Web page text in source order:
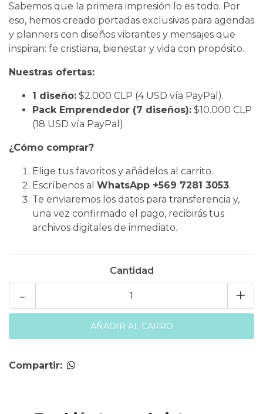
​Sabemos que la primera impresión lo es todo. Por
eso, hemos creado portadas exclusivas para agendas
y planners con diseños vibrantes y mensajes que
inspiran: fe cristiana, bienestar y vida con propósito.
Nuestras ofertas:
1 diseño: $2.000 CLP (4 USD vía PayPal).
Pack Emprendedor (7 diseños): $10.000 CLP
(18 USD vía PayPal).
¿Cómo comprar?
​Elige tus favoritos y añádelos al carrito.
​Escríbenos al WhatsApp +569 7281 3053.
​Te enviaremos los datos para transferencia y,
una vez confirmado el pago, recibirás tus
archivos digitales de inmediato.
Cantidad
+
-
Compartir: